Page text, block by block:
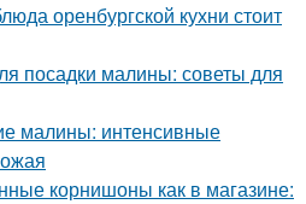
оренбургской кухни стоит
посадки малины: советы для
малины: интенсивные
корнишоны как в магазине: